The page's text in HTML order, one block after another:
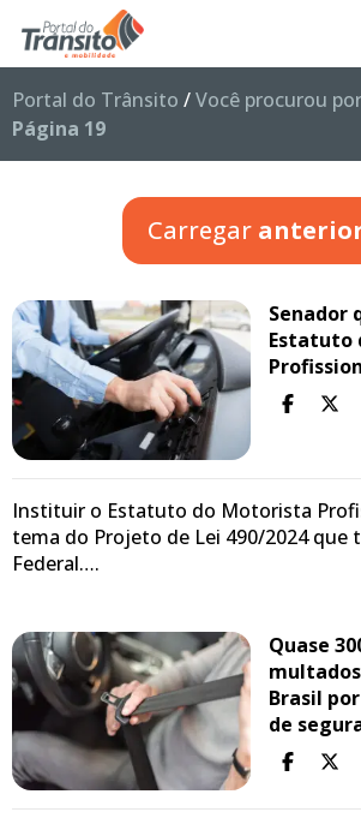
Portal do Trânsito /Você procurou
Página 19
Carregar
Senador
Estatuto
Instituir o Estatuto do Motorista
tema do Projeto de Lei 490/2024 que
Federal….
Quase
Brasil
de